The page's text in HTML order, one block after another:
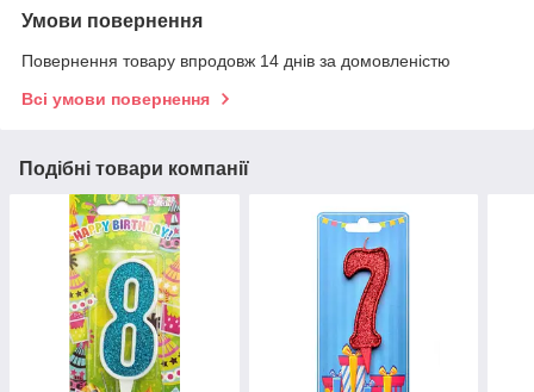
Умови повернення
Повернення товару впродовж 14 днів за домовленістю
Всі умови повернення
Подібні товари компанії